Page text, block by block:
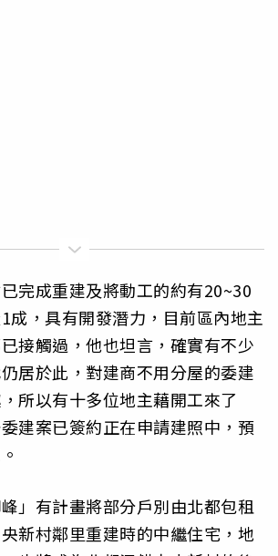
完成重建及將動工的約有20~30
成，具有開發潛力，目前區內地主
接觸過，他也坦言，確實有不少
居於此，對建商不用分屋的委建
所以有十多位地主藉開工來了
建案已簽約正在申請建照中，預
」有計畫將部分戶別由北都包租
新村鄰里重建時的中繼住宅，地